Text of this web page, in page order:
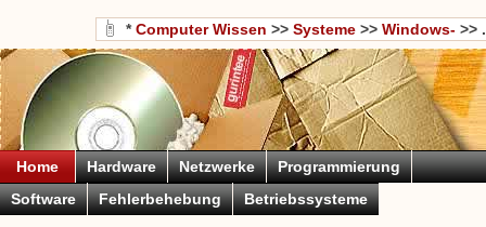
*Computer Wissen >> Systeme >> Windows- >> .
Home Hardware Netzwerke
Programmierung
Software
Fehlerbehebung Betriebssysteme